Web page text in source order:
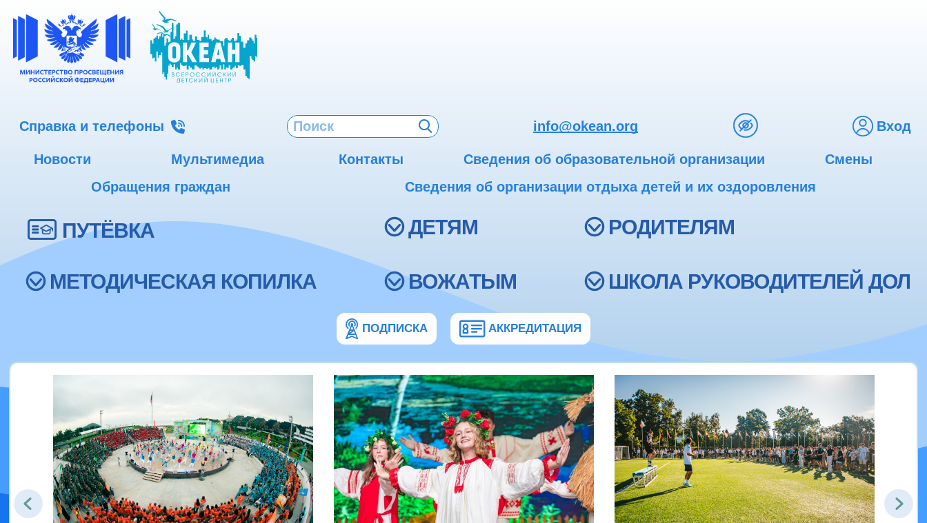
Справка и телефоны info@okean.org Вход
Новости Мультимедиа Контакты Сведения об образовательной организации
Смены
Обращения граждан
Сведения об организации отдыха детей и их оздоровления
ПУТЁВКА ДЕТЯМ РОДИТЕЛЯМ
МЕТОДИЧЕСКАЯ КОПИЛКА ВОЖАТЫМ ШКОЛА РУКОВОДИТЕЛЕЙ ДОЛ
ПОДПИСКА АККРЕДИТАЦИЯ